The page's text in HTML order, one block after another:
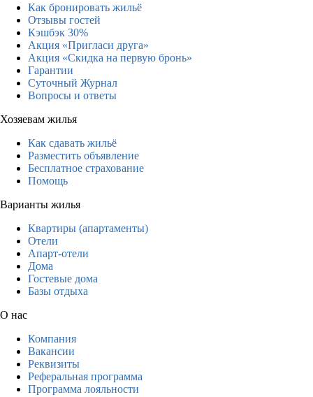
Как бронировать жильё
Отзывы гостей
Кэшбэк 30%
Акция «Пригласи друга»
Акция «Скидка на первую бронь»
Гарантии
Суточный Журнал
Вопросы и ответы
Хозяевам жилья
Как сдавать жильё
Разместить объявление
Бесплатное страхование
Помощь
Варианты жилья
Квартиры (апартаменты)
Отели
Апарт-отели
Дома
Гостевые дома
Базы отдыха
О нас
Компания
Вакансии
Реквизиты
Реферальная программа
Программа лояльности